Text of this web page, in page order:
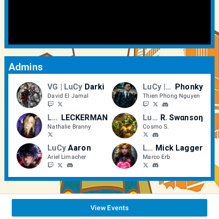
Admins
VG | LuCy Darki
David El Jamal
LuCy | VTXC Phonky
Thien Phong Nguyen
LuCy/VG LECKERMAN
Nathalie Branny
LuCy R. Swαnsoη
Cosmo S.
LuCy Aaron
Ariel Limacher
LuCy Mick Lagger
Marco Erb
View Events